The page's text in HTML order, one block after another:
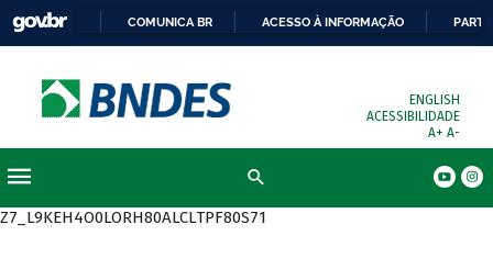
COMUNICA BR ACESSO À INFORMAÇÃO
ENGLISH
ACESSIBILIDADE
A+ A-
Z7_L9KEH4O0LORH80ALCLTPF80S71